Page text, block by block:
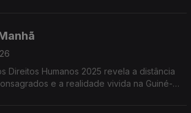
Direitos Humanos 2025 revela a distância
e a realidade vivida na Guiné-